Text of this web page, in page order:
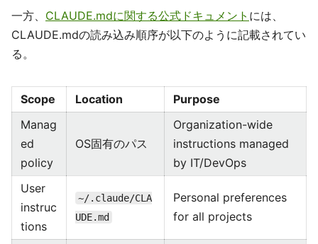
一方、 CLAUDE.mdに関する公式ドキュメント には、
CLAUDE.mdの読み込み順序が以下のように記載されてい
る。
Scope Location
Purpose
Manag
ed
policy
OS固有のパス
Organization-wide
instructions managed
by IT/DevOps
User
instruc
tions
~/.claude/CLA
UDE.md
Personal preferences
for all projects